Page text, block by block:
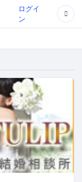
ログイ
ン